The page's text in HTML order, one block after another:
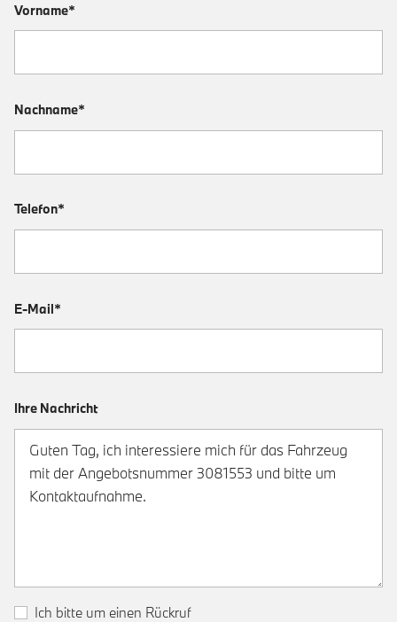
Vorname*
Nachname*
Telefon*
E-Mail*
Ihre Nachricht
Ich bitte um einen Rückruf